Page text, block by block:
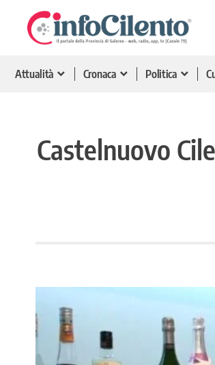
Attualità Cronaca Politica
Castelnuovo